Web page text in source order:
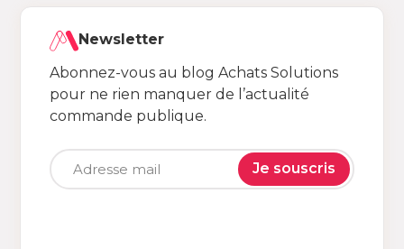
Newsletter
Abonnez-vous au blog Achats Solutions
pour ne rien manquer de l’actualité
commande publique.
Je souscris